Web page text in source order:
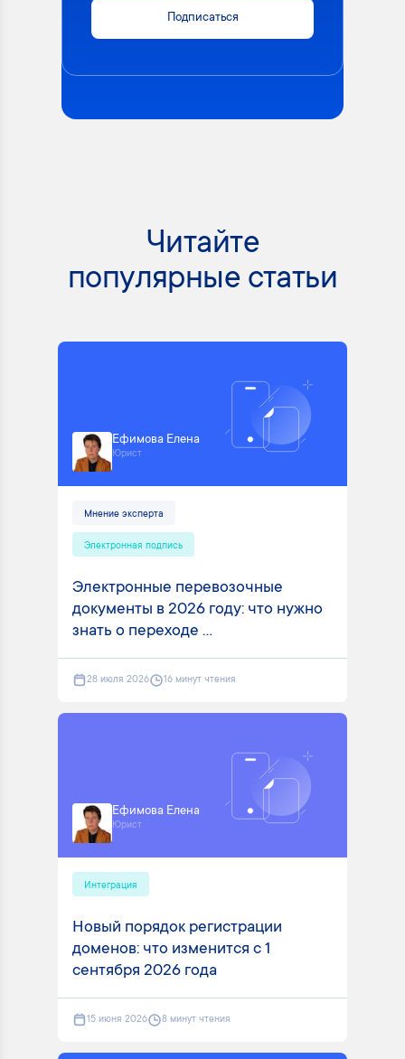
Подписаться
Читайте
популярные статьи
Ефимова Елена
Юрист
Мнение эксперта
Электронная подпись
Электронные перевозочные
документы в 2026 году: что нужно
знать о переходе ...
28 июля 2026 16 минут чтения
Ефимова Елена
Юрист
Интеграция
Новый порядок регистрации
доменов: что изменится с 1
сентября 2026 года
15 июня 2026 8 минут чтения